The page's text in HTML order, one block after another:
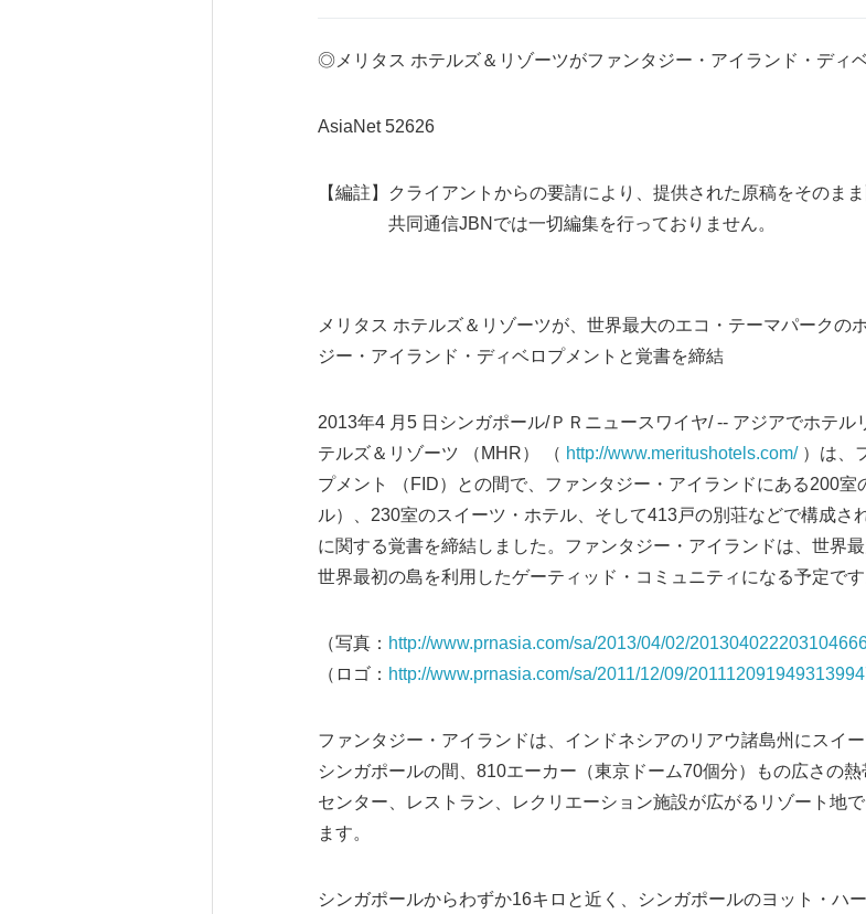
◎メリタス ホテルズ＆リゾーツがファンタジー・アイランド・ディ
AsiaNet 52626
【編註】クライアントからの要請により、提供された原稿をそのまま
共同通信JBNでは一切編集を行っておりません。
メリタス ホテルズ＆リゾーツが、世界最大のエコ・テーマパークの
ジー・アイランド・ディベロプメントと覚書を締結
2013年4 月5 日シンガポール/ＰＲニュースワイヤ/ -- アジアでホテ
テルズ＆リゾーツ （MHR） （ http://www.meritushotels.com/）は、
プメント （FID）との間で、ファンタジー・アイランドにある200
ル）、230室のスイーツ・ホテル、そして413戸の別荘などで構成さ
に関する覚書を締結しました。ファンタジー・アイランドは、世界
世界最初の島を利用したゲーティッド・コミュニティになる予定です
（写真： http://www.prnasia.com/sa/2013/04/02/
（ロゴ： http://www.prnasia.com/sa/2011/12/09/
ファンタジー・アイランドは、インドネシアのリアウ諸島州にスイ
シンガポールの間、810エーカー（東京ドーム70個分）もの広さの
センター、レストラン、レクリエーション施設が広がるリゾート地
ます。
シンガポールからわずか16キロと近く、シンガポールのヨット・ハ